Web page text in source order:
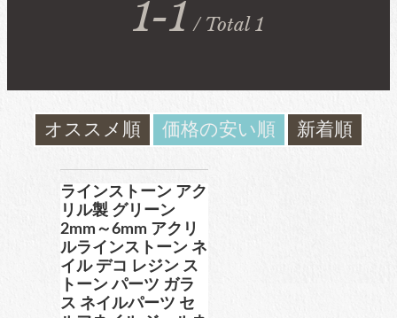
blog
ガラスラインストーン
チャトン
アクリルラインストーン
1-1 / Total 1
オススメ順 価格の安い順 新着順
ラインストーン アク
リル製 グリーン
2mm～6mm アクリ
ルラインストーン ネ
イル デコ レジン ス
トーン パーツ ガラ
ス ネイルパーツ セ